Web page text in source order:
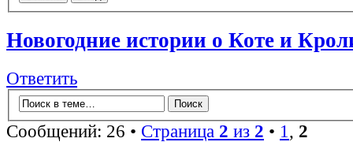
Новогодние истории о Коте и
Ответить
Сообщений: 26 • Страница 2 из 2 • 1 , 2